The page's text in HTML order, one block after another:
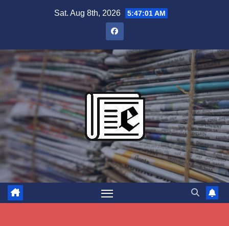
Sat. Aug 8th, 2026 5:47:02 AM